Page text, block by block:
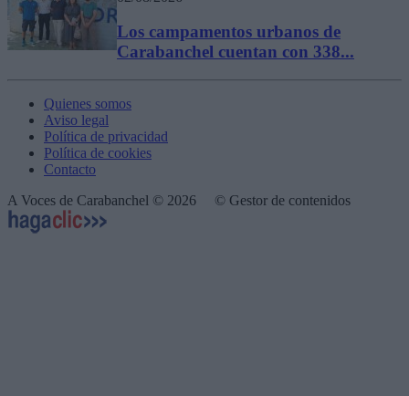
Los campamentos urbanos de
Carabanchel cuentan con 338...
Quienes somos
Aviso legal
Política de privacidad
Política de cookies
Contacto
A Voces de Carabanchel © 2026 © Gestor de contenidos